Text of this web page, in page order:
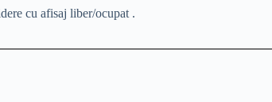
cu afisaj liber/ocupat .